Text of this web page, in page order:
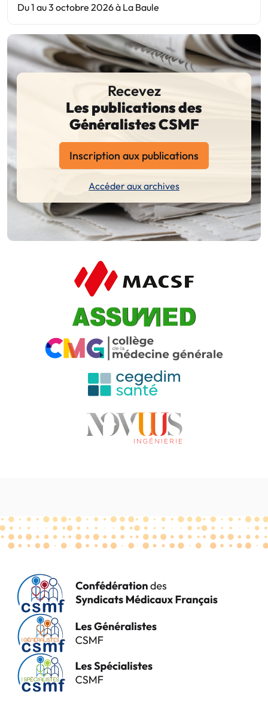
Du 1 au 3 octobre 2026 à La Baule
Recevez
Les publications des
Généralistes CSMF
Inscription aux publications
Accéder aux archives